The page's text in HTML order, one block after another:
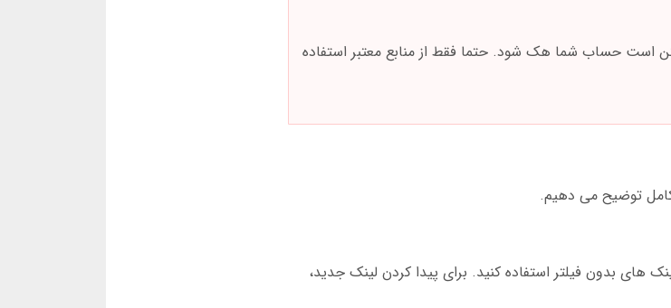
کنید، ممکن است حساب شما هک شود. حتما فقط از منابع معتبر استفاده
فیلتر است، از لینک های بدون فیلتر استفاده کنید. برای پیدا کردن لینک جدید،